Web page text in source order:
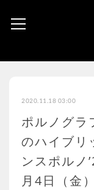
2020.11.18 03:00
ポルノグラ
のハイブリ
ンスポルノ
月4日（金